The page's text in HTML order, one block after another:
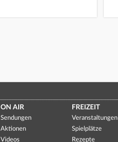
ON AIR
Sendungen
Aktionen
Videos
FREIZEIT
Veranstaltungen
Spielplätze
Rezepte